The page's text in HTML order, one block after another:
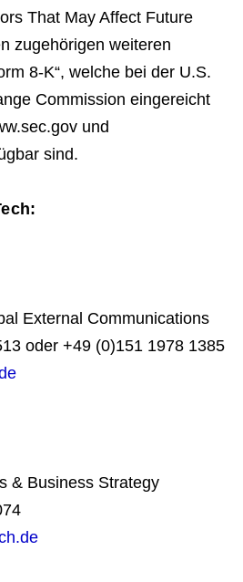
That May Affect Future
zugehörigen weiteren
8-K“, welche bei der U.S.
Commission eingereicht
und
sind.
External Communications
oder +49 (0)151 1978 1385
& Business Strategy